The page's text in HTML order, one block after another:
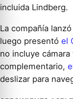
incluida Lindberg.
La compañía
luego presentó el
no incluye
complementario,
deslizar para